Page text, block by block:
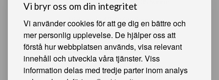
Vi bryr oss om din integritet
Vi använder cookies för att ge dig en bättre och
mer personlig upplevelse. De hjälper oss att
förstå hur webbplatsen används, visa relevant
innehåll och utveckla våra tjänster. Viss
information delas med tredje parter inom analys
Bjälverud 540, 68693 Sunne
HJÄLPSAMMA SIDOR
Något du vill sälja?